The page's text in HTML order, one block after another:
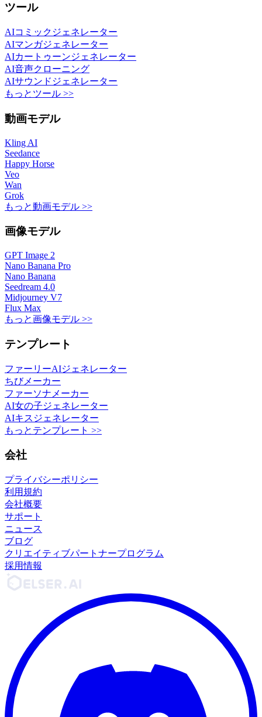
ツール
AIコミックジェネレーター
AIマンガジェネレーター
AIカートゥーンジェネレーター
AI音声クローニング
AIサウンドジェネレーター
もっとツール >>
動画モデル
Kling AI
Seedance
Happy Horse
Veo
Wan
Grok
もっと動画モデル >>
画像モデル
GPT Image 2
Nano Banana Pro
Nano Banana
Seedream 4.0
Midjourney V7
Flux Max
もっと画像モデル >>
テンプレート
ファーリーAIジェネレーター
ちびメーカー
ファーソナメーカー
AI女の子ジェネレーター
AIキスジェネレーター
もっとテンプレート >>
会社
プライバシーポリシー
利用規約
会社概要
サポート
ニュース
ブログ
クリエイティブパートナープログラム
採用情報